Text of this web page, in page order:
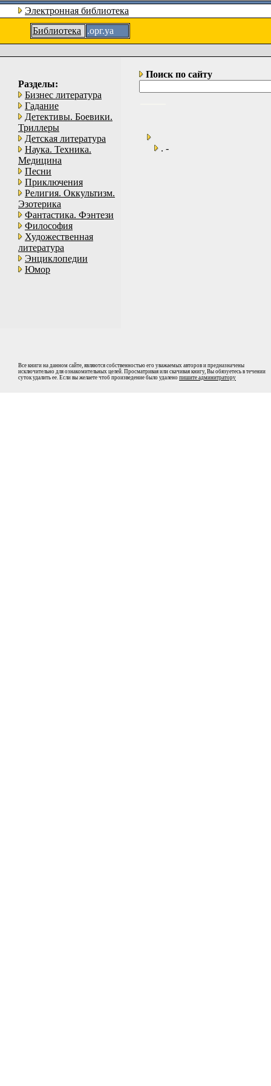
Электронная библиотека
Библиотека
.орг.уа
Разделы:
Бизнес литература
Гадание
Детективы. Боевики.
Триллеры
Детская литература
Наука. Техника.
Медицина
Песни
Приключения
Религия. Оккультизм.
Эзотерика
Фантастика. Фэнтези
Философия
Художественная
литература
Энциклопедии
Юмор
Поиск по сайту
. -
Все книги на данном сайте, являются собственностью его уважаемых авторов и предназначены
исключительно для ознакомительных целей. Просматривая или скачивая книгу, Вы обязуетесь в течении
суток удалить ее. Если вы желаете чтоб произведение было удалено пишите админитратору